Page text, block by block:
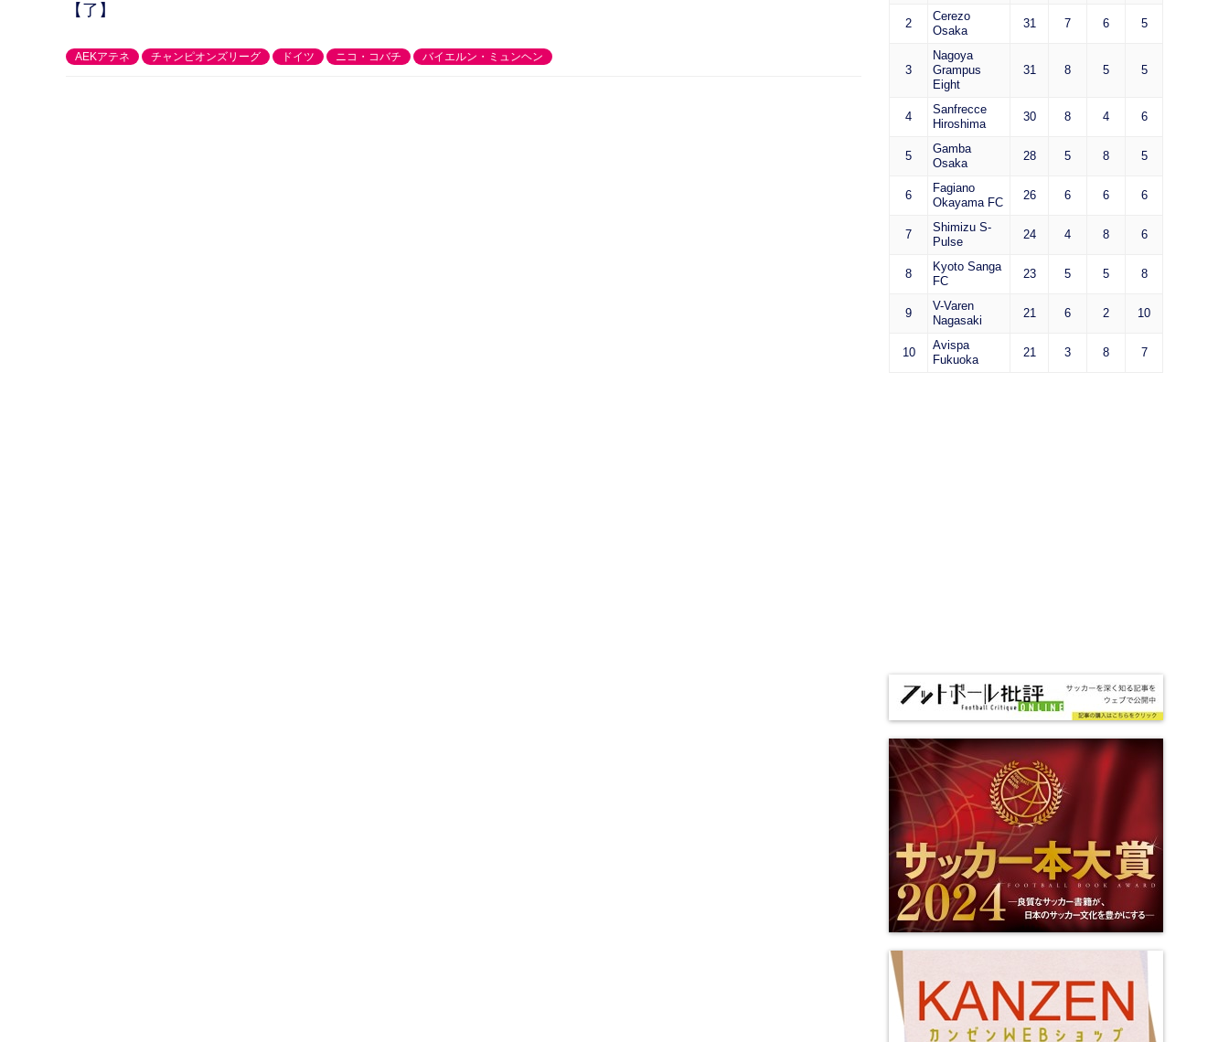
【了】
AEKアテネ チャンピオンズリーグ ドイツ ニコ・コバチ バイエルン・ミュンヘン
2
Cerezo
Osaka
31 7 6 5
3
Nagoya
Grampus
Eight
31 8 5 5
4
Sanfrecce
Hiroshima
30 8 4 6
5
Gamba
Osaka
28 5 8 5
6
Fagiano
Okayama FC
26 6 6 6
7
Shimizu S-
Pulse
24 4 8 6
8
Kyoto Sanga
FC
23 5 5 8
9
V-Varen
Nagasaki
21 6 2 10
10
Avispa
Fukuoka
21 3 8 7